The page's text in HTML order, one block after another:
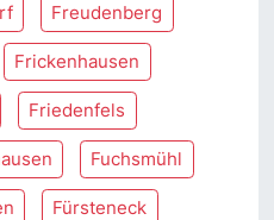
Freudenberg
Frickenhausen
Friedenfels
Fuchsmühl
Fürsteneck